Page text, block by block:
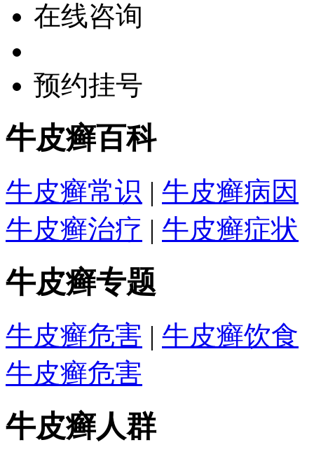
在线咨询
预约挂号
牛皮癣百科
牛皮癣常识 | 牛皮癣病因
牛皮癣治疗 | 牛皮癣症状
牛皮癣专题
牛皮癣危害 | 牛皮癣饮食
牛皮癣危害
牛皮癣人群